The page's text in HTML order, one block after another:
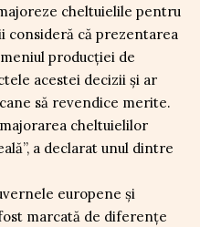
cheltuielile pentru
consideră că prezentarea
producției de
acestei decizii și ar
să revendice merite.
cheltuielilor
a declarat unul dintre
europene și
marcată de diferențe